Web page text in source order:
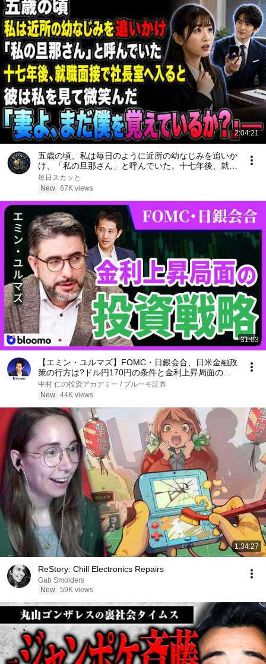
2:04:21
五歳の頃、私は毎日のように近所の幼なじみを追いか
け、「私の旦那さん」と呼んでいた。十七年後、就職
面接で社長室へ入ると、彼は私を見て微笑んだ。「妻
よ、まだ僕を覚えているか？」――
毎日スカッと
New 67K views
31:03
【エミン・ユルマズ】FOMC・日銀会合、日米金融政
策の行方は?ドル円170円の条件と金利上昇局面の投
資戦略
中村 仁の投資アカデミー / ブルーモ証券
New 44K views
1:34:27
ReStory: Chill Electronics Repairs
Gab Smolders
New 59K views